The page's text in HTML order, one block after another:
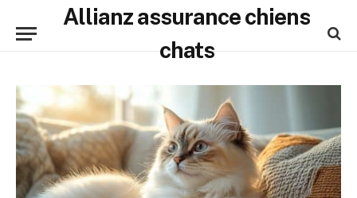
Allianz assurance chiens
chats